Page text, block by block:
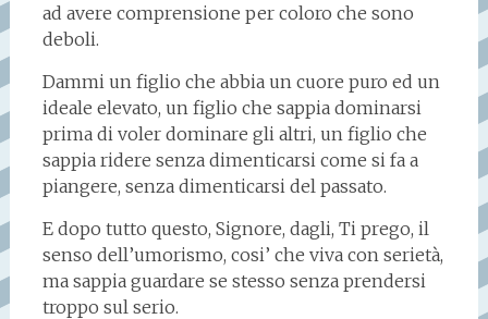
ad avere comprensione per coloro che sono
deboli.
Dammi un figlio che abbia un cuore puro ed un
ideale elevato, un figlio che sappia dominarsi
prima di voler dominare gli altri, un figlio che
sappia ridere senza dimenticarsi come si fa a
piangere, senza dimenticarsi del passato.
E dopo tutto questo, Signore, dagli, Ti prego, il
senso dell’umorismo, cosi’ che viva con serietà,
ma sappia guardare se stesso senza prendersi
troppo sul serio.